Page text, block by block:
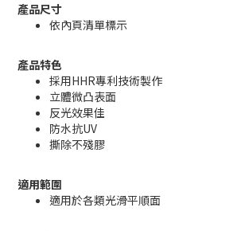
產品尺寸
依內頁清單標示
產品特色
採用HHR專利技術製作
立體微凸表面
反光效果佳
防水抗UV
撕除不殘膠
適用範圍
適用於各類光滑平順面